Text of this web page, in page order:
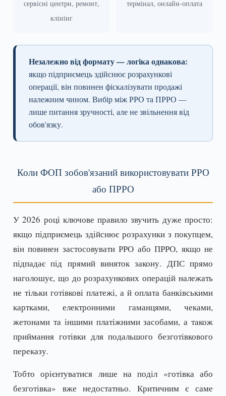
сервісні центри, ремонт,
клінінг
термінал, онлайн-оплата
Незалежно від формату — логіка однакова:
якщо підприємець здійснює розрахункові
операції, він повинен фіскалізувати продажі
належним чином. Вибір між РРО та ПРРО —
лише питання зручності, але не звільнення від
обов'язку.
Коли ФОП зобов'язаний використовувати РРО
або ПРРО
У 2026 році ключове правило звучить дуже просто:
якщо підприємець здійснює розрахунки з покупцем,
він повинен застосовувати РРО або ПРРО, якщо не
підпадає під прямий виняток закону. ДПС прямо
наголошує, що до розрахункових операцій належать
не тільки готівкові платежі, а й оплата банківськими
картками, електронними гаманцями, чеками,
жетонами та іншими платіжними засобами, а також
приймання готівки для подальшого безготівкового
переказу.
Тобто орієнтуватися лише на поділ «готівка або
безготівка» вже недостатньо. Критичним є саме